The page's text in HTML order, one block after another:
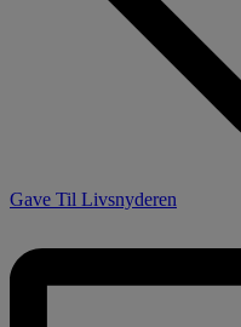
Gave Til Livsnyderen